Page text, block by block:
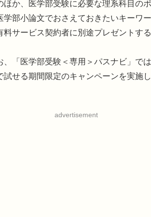
か、医学部受験に必要な理系科目の
学部小論文でおさえておきたいキー
料サービス契約者に別途プレゼントす
「医学部受験＜専用＞パスナビ」で
試せる期間限定のキャンペーンを実施
advertisement